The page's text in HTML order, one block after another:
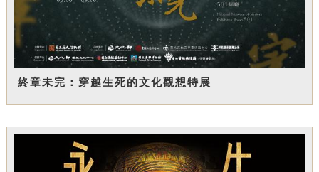
終章未完：穿越生死的文化觀想特展